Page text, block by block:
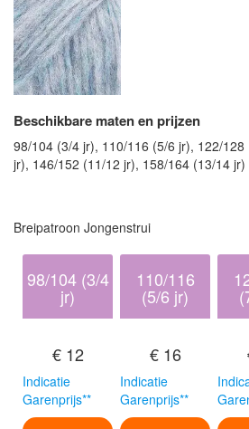
Beschikbare maten en prijzen
98/104 (3/4 jr), 110/116 (5/6 jr), 122/
jr), 146/152 (11/12 jr), 158/164 (13/14 jr)
Breipatroon Jongenstrui
98/104 (3/4
jr)
€ 12
Indicatie
Garenprijs**
110/116
(5/6 jr)
€ 16
Indicatie
Garenprijs**